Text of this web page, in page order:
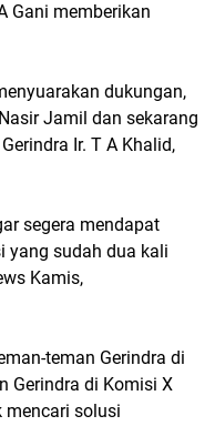
Gani memberikan
dukungan,
Jamil dan sekarang
Ir. T A Khalid,
segera mendapat
yang sudah dua kali
Kamis,
teman Gerindra di
Gerindra di Komisi X
mencari solusi